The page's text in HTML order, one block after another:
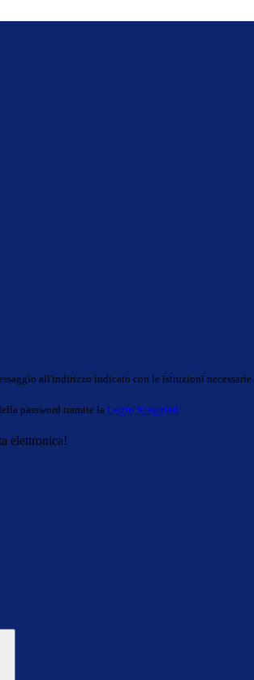
all'indirizzo indicato con le istruzioni necessarie.
password tramite la Login Spaggiari
elettronica!